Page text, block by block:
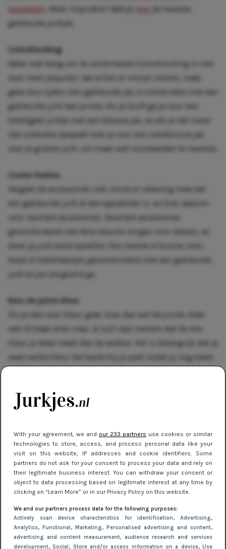
With your agreement, we and our 233 partners use cookies or similar
technologies to store, access, and process personal data like your
visit on this website, IP addresses and cookie identifiers. Some
partners do not ask for your consent to process your data and rely on
their legitimate business interest. You can withdraw your consent or
object to data processing based on legitimate interest at any time by
clicking on “Learn More” or in our Privacy Policy on this website.
We and our partners process data for the following purposes:
Actively scan device characteristics for identification, Advertising,
Analytics, Functional, Marketing, Personalised advertising and content,
advertising and content measurement, audience research and services
development, Social, Store and/or access information on a device, Use
bezoekers
. Meer inspiratie? Bekijk hier
gekleurde jurkjes.
Colorblocking
Wees niet bang om te combineren! Colorblocking is niet
voor niets populair. We willen er vrolijk uitzien, maar
geen kou lijden. Een gekleurde jas in combinatie met een
gekleurde jurk kan prima. Als je durft ga je voor een
(oker)geel jurkje met een blauwe jas, en als je het liever
iets subtieler aanpakt kies je voor een roestbruine jas
over je groene jurk, om maar wat voorbeelden te noemen.
Creëer balans
Vergeet de accessoires niet. Houd er rekening mee dat
een gekleurde jurk al een eyecatcher is, en kies daarom
voor neutrale accessoires. Neutrale accessoires
gecombineerd met felle kleuren zorgen voor balans, en
doen je jurk extra opvallen. Een zwarte of bruine riem,
hoed of enkellaarsjes gecombineerd met een gekleurde
you are good to go
Kies de juiste kleur
Áls je dan voor kleur gaat, kies dan wel de juiste. Daar
valt of staat alles mee. Je zult vast merken dat de ene
kleur je beter staat dan de andere. Het is belangrijk dat je
weet welke kleur het beste bij je past zodat jij nog beter
komenwelke kleurtype jij bent
Delen
MERKEN